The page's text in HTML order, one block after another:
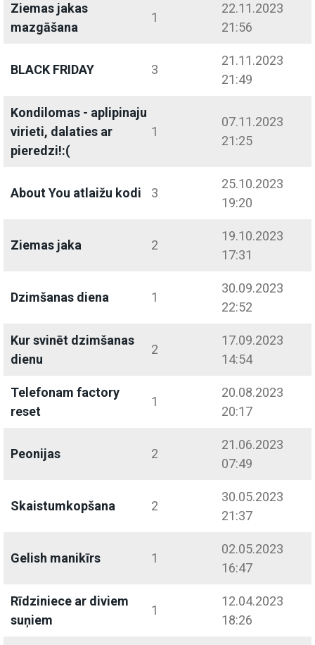
Ziemas jakas
mazgāšana
1
22.11.2023
21:56
BLACK FRIDAY 3
21.11.2023
21:49
Kondilomas - aplipinaju
virieti, dalaties ar
pieredzi!:(
1
07.11.2023
21:25
About You atlaižu kodi 3
25.10.2023
19:20
Ziemas jaka 2
19.10.2023
17:31
Dzimšanas diena 1
30.09.2023
22:52
Kur svinēt dzimšanas
dienu
2
17.09.2023
14:54
Telefonam factory
reset
1
20.08.2023
20:17
Peonijas 2
21.06.2023
07:49
Skaistumkopšana 2
30.05.2023
21:37
Gelish manikīrs 1
02.05.2023
16:47
Rīdziniece ar diviem
suņiem
1
12.04.2023
18:26